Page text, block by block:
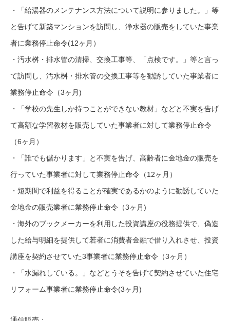
・「給湯器のメンテナンス方法について説明に参りました。」等
と告げて新築マンションを訪問し、浄水器の販売をしていた事業
者に業務停止命令(12ヶ月）
・汚水桝・排水管の清掃、交換工事等、「点検です。」等と言っ
て訪問し、汚水桝・排水管の交換工事等を勧誘していた事業者に
業務停止命令（3ヶ月)
・「学校の先生しか持つことができない教材」などと不実を告げ
て高額な学習教材を販売していた事業者に対して業務停止命令
（6ヶ月）
・「誰でも儲かります」と不実を告げ、高齢者に金地金の販売を
行っていた事業者に対して業務停止命令（12ヶ月）
・短期間で利益を得ることが確実であるかのように勧誘していた
金地金の販売業者に業務停止命令（3ヶ月)
・海外のブックメーカーを利用した投資講座の役務提供で、偽造
した給与明細を提供して若者に消費者金融で借り入れさせ、投資
講座を契約させていた3事業者に業務停止命令（3ヶ月）
・「水漏れしている。」などとうそを告げて契約させていた住宅
リフォーム事業者に業務停止命令(3ヶ月)